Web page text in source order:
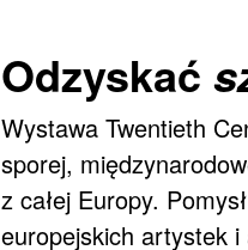
Odzyskać
Wystawa Twentieth
sporej,
z całej Europy.
europejskich artystek